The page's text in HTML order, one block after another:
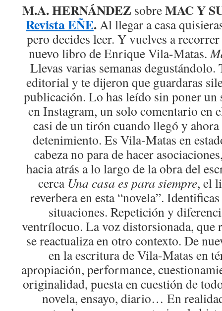
M.A. HERNÁNDEZ sobreMAC Y
Revista EÑE.Al llegar a casa
pero decides leer. Y vuelves a
nuevo libro de Enrique Vila-Matas.
Llevas varias semanas degustándolo.
editorial y te dijeron que guardaras
publicación. Lo has leído sin poner
en Instagram, un solo comentario en
casi de un tirón cuando llegó y
detenimiento. Es Vila-Matas en
cabeza no para de hacer
hacia atrás a lo largo de la obra del
cerca Una casa es para siempre, el
reverbera en esta “novela”.
situaciones. Repetición y
ventrílocuo. La voz distorsionada, que
se reactualiza en otro contexto. De
en la escritura de Vila-Matas en
apropiación, performance,
originalidad, puesta en cuestión de
novela, ensayo, diario… En